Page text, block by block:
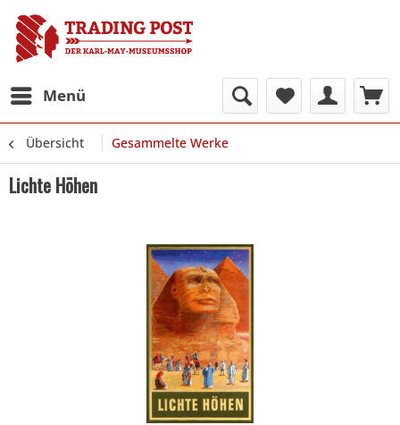
Menü
Übersicht Gesammelte Werke
Lichte Höhen